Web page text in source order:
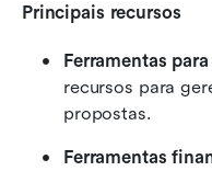
Principais recursos
Ferramentas
recursos para
propostas.
Ferramentas